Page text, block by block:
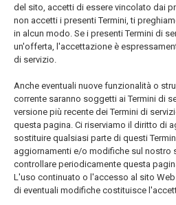
del sito, accetti di essere vincolato dai
non accetti i presenti Termini, ti
in alcun modo. Se i presenti Termini di
un'offerta, l'accettazione è
di servizio.
Anche eventuali nuove funzionalità o
corrente saranno soggetti ai Termini di
versione più recente dei Termini di
questa pagina. Ci riserviamo il diritto di
sostituire qualsiasi parte di questi
aggiornamenti e/o modifiche sul nostro
controllare periodicamente questa
L'uso continuato o l'accesso al sito
di eventuali modifiche costituisce